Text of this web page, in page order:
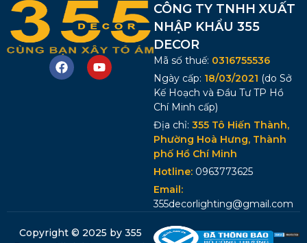
CÔNG TY TNHH XUẤT
NHẬP KHẨU 355
DECOR
Mã số thuế: 0316755536
Ngày cấp: 18/03/2021 (do Sở
Kế Hoạch và Đầu Tư TP Hồ
Chí Minh cấp)
Địa chỉ: 355 Tô Hiến Thành,
Phường Hoà Hưng, Thành
phố Hồ Chí Minh
Hotline: 0963773625
Email:
355decorlighting@gmail.com
Copyright © 2025 by 355